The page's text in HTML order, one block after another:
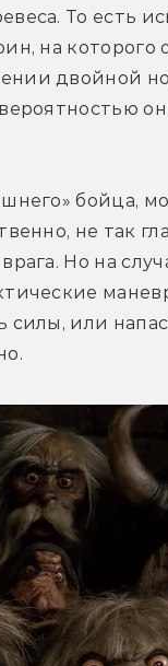
То есть
на
двойной
бойца,
не так
Но на
силы, или